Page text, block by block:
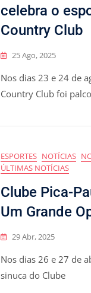
celebra o
Country Club
25 Ago, 2025
Nos dias 23 e 24 de
Country Club foi palco
ESPORTES NOTÍCIAS
ÚLTIMAS NOTÍCIAS
Clube Pica-
Um Grande
29 Abr, 2025
Nos dias 26 e 27 de
sinuca do Clube